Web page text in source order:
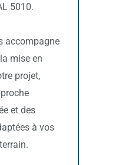
5010.
accompagne
mise en
projet,
et des
à vos